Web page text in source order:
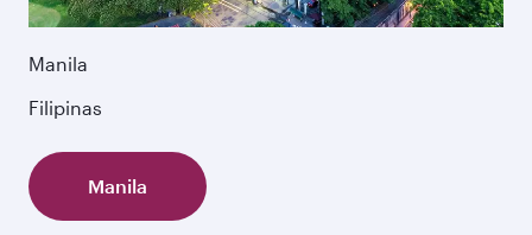
Manila
Filipinas
Manila